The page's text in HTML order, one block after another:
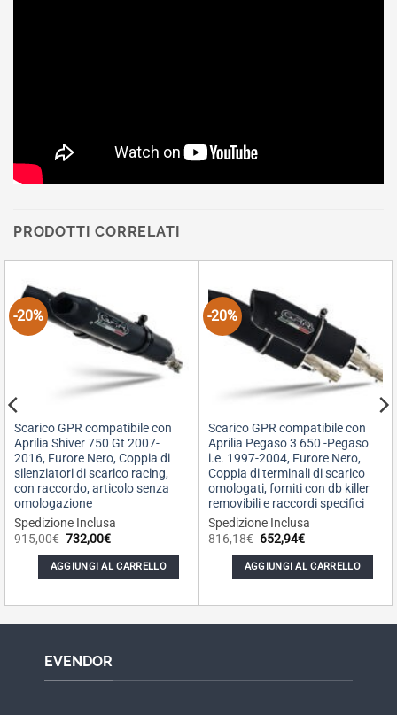
PRODOTTI CORRELATI
-20%
Scarico GPR compatibile con
Aprilia Shiver 750 Gt 2007-
2016, Furore Nero, Coppia di
silenziatori di scarico racing,
con raccordo, articolo senza
omologazione
Spedizione Inclusa
915,00€ Il
prezzo
originale
era:
915,00€.
732,00€Il
attuale
è:
732,00€.
AGGIUNGI AL CARRELLO
-20%
Scarico GPR compatibile con
Aprilia Pegaso 3 650 -Pegaso
i.e. 1997-2004, Furore Nero,
Coppia di terminali di scarico
omologati, forniti con db killer
removibili e raccordi specifici
Spedizione Inclusa
816,18€ Il
prezzo
originale
era:
816,18€.
652,94€Il
attuale
è:
652,94€.
AGGIUNGI AL CARRELLO
EVENDOR